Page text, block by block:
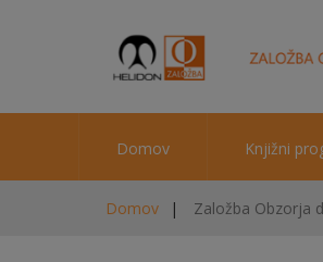
Domov Knjižni
Domov Založba Obzorja